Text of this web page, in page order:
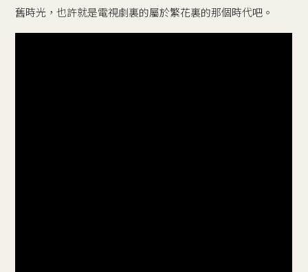
舊時光，也許就是電視劇裏的屬於繁花裏的那個時代吧。